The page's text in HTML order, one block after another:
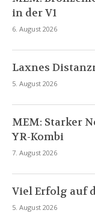
in der V1
6. August 2026
Laxnes
5. August 2026
MEM: Starker
YR-Kombi
7. August 2026
Viel Erfolg auf
5. August 2026